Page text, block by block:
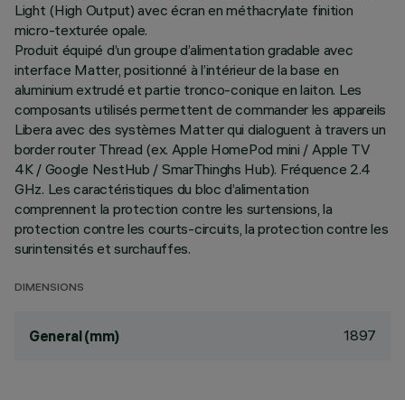
Light (High Output) avec écran en méthacrylate finition
micro-texturée opale.
Produit équipé d’un groupe d’alimentation gradable avec
interface Matter, positionné à l’intérieur de la base en
aluminium extrudé et partie tronco-conique en laiton. Les
composants utilisés permettent de commander les appareils
Libera avec des systèmes Matter qui dialoguent à travers un
border router Thread (ex. Apple HomePod mini / Apple TV
4K / Google NestHub / SmarThinghs Hub). Fréquence 2.4
GHz. Les caractéristiques du bloc d’alimentation
comprennent la protection contre les surtensions, la
protection contre les courts-circuits, la protection contre les
surintensités et surchauffes.
DIMENSIONS
General (mm) 1897